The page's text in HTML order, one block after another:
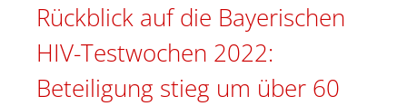
Bayerischen
HIV-
Testwochen
2022
Rückblick auf die Bayerischen
HIV-Testwochen 2022:
Beteiligung stieg um über 60